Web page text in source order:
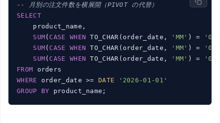
-- 月別の注文件数を横展開（PIVOT の代替）
SELECT
    product_name,
SUM( CASE WHEN TO_CHAR(order_date, 'MM' ) =
SUM( CASE WHEN TO_CHAR(order_date, 'MM' ) =
SUM( CASE WHEN TO_CHAR(order_date, 'MM' ) =
FROM
WHERE order_date >= DATE
'2026-01-01'
GROUP
BY